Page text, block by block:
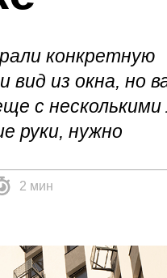
2 мин
конкретную
вид из окна, но
с
руки, нужно